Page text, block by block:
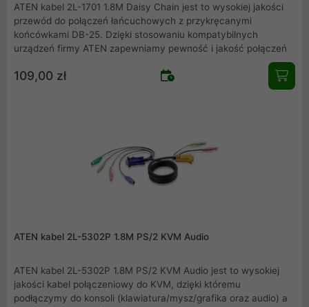
ATEN kabel 2L-1701 1.8M Daisy Chain jest to wysokiej jakości
przewód do połączeń łańcuchowych z przykręcanymi
końcówkami DB-25. Dzięki stosowaniu kompatybilnych
urządzeń firmy ATEN zapewniamy pewność i jakość połączeń
109,00 zł
ATEN kabel 2L-5302P 1.8M PS/2 KVM Audio
ATEN kabel 2L-5302P 1.8M PS/2 KVM Audio jest to wysokiej
jakości kabel połączeniowy do KVM, dzięki któremu
podłączymy do konsoli (klawiatura/mysz/grafika oraz audio) a